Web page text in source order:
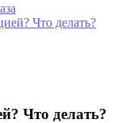
Что делать?
Что делать?